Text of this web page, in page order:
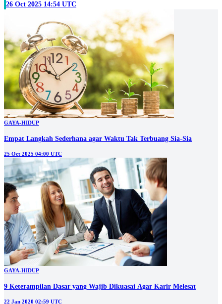
26 Oct 2025 14:54 UTC
GAYA-HIDUP
Empat Langkah Sederhana agar Waktu Tak Terbuang Sia-Sia
25 Oct 2025 04:00 UTC
GAYA-HIDUP
9 Keterampilan Dasar yang Wajib Dikuasai Agar Karir Melesat
22 Jan 2020 02:59 UTC